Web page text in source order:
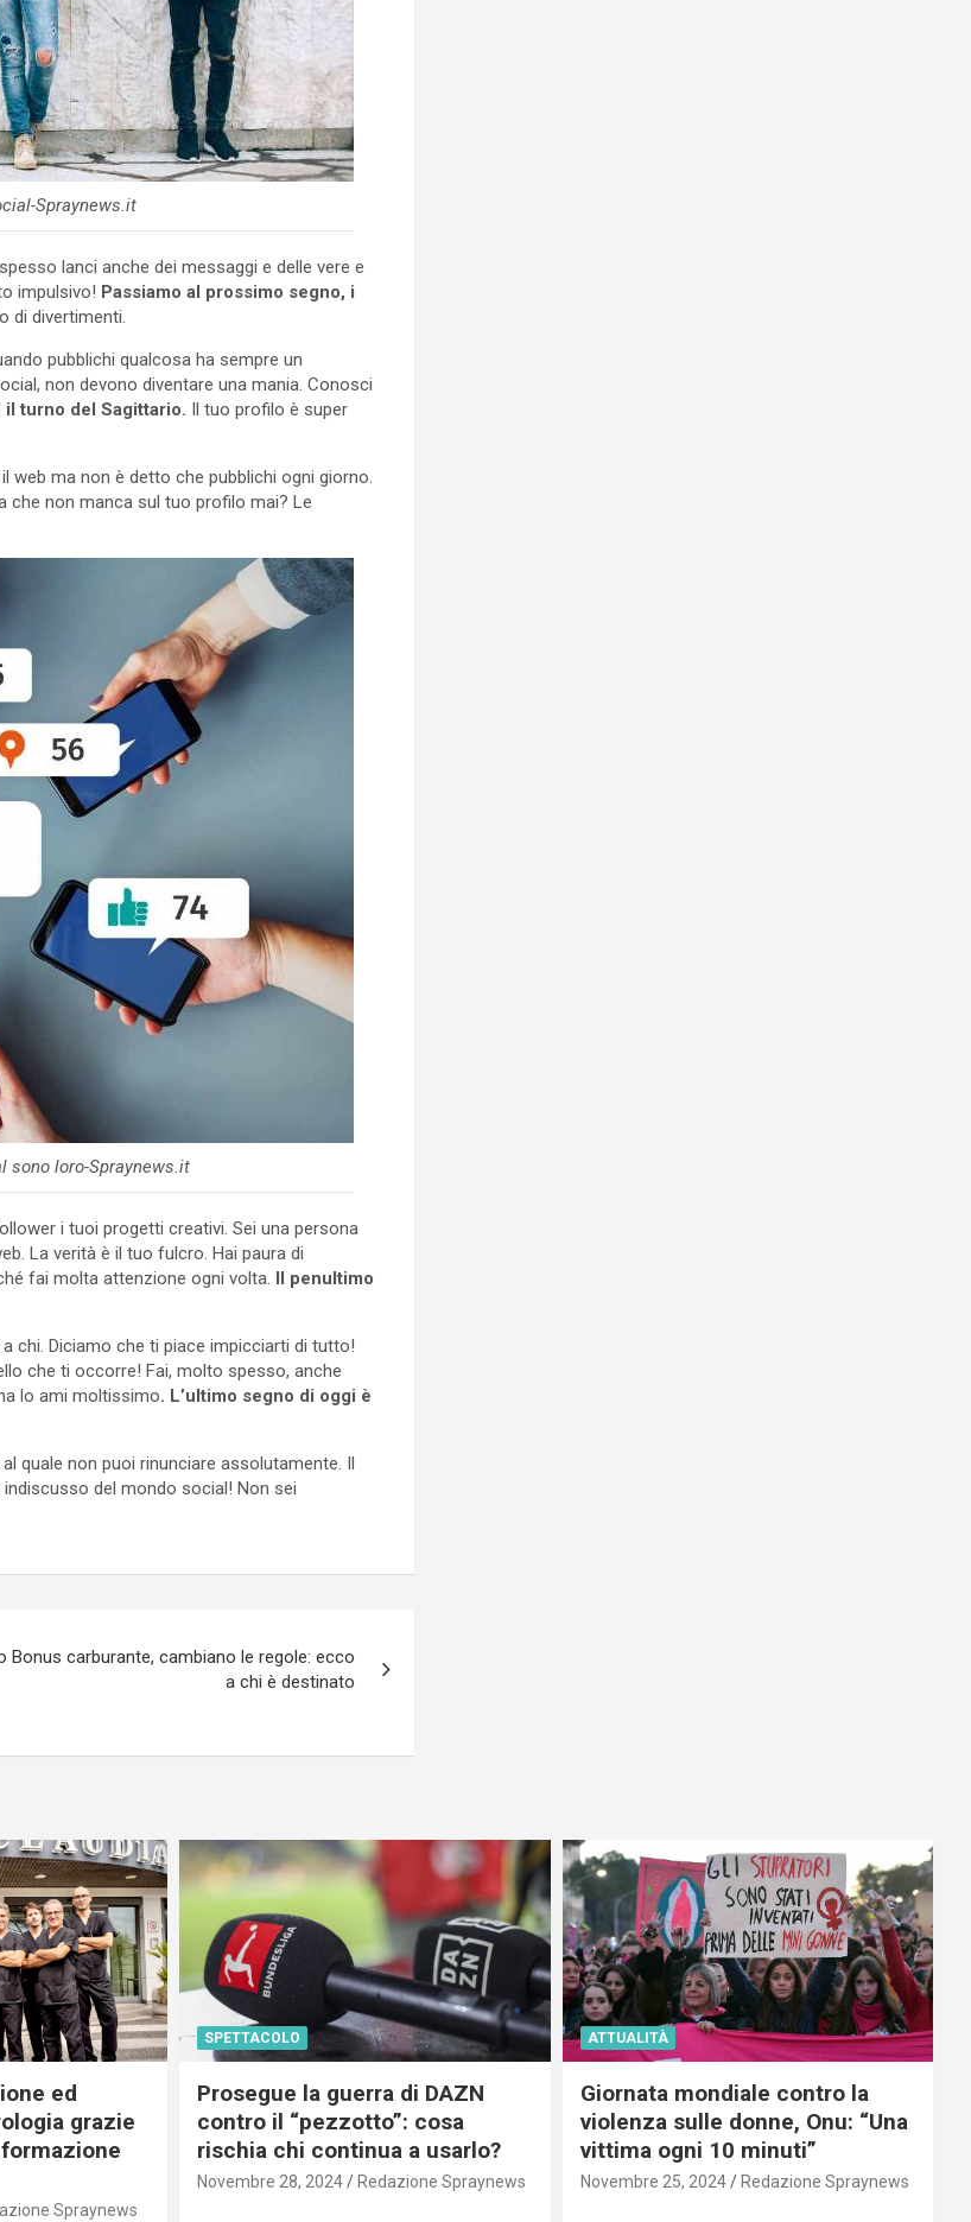
Spraynews.it
lanci anche dei messaggi e delle vere e
impulsivo! Passiamo al prossimo segno, i
di divertimenti.
pubblichi qualcosa ha sempre un
non devono diventare una mania. Conosci
il turno del Sagittario. Il tuo profilo è super
ma non è detto che pubblichi ogni giorno.
che non manca sul tuo profilo mai? Le
sono loro-Spraynews.it
i tuoi progetti creativi. Sei una persona
La verità è il tuo fulcro. Hai paura di
fai molta attenzione ogni volta. Il penultimo
chi. Diciamo che ti piace impicciarti di tutto!
che ti occorre! Fai, molto spesso, anche
lo ami moltissimo. L’ultimo segno di oggi è
quale non puoi rinunciare assolutamente. Il
del mondo social! Non sei
Bonus carburante, cambiano le regole: ecco
a chi è destinato
ed
grazie
formazione
Spraynews
SPETTACOLO
Prosegue la guerra di DAZN
contro il “pezzotto”: cosa
rischia chi continua a usarlo?
Novembre 28, 2024 Redazione Spraynews
ATTUALITÀ
Giornata mondiale contro la
violenza sulle donne, Onu: “Una
vittima ogni 10 minuti”
Novembre 25, 2024 Redazione Spraynews